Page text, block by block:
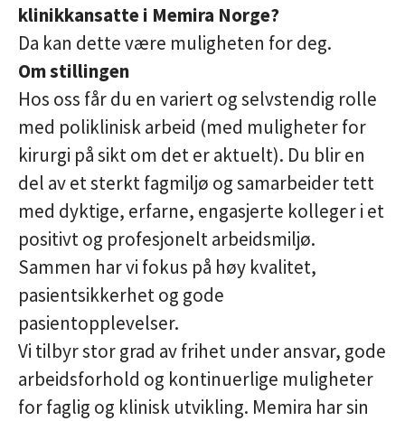
klinikkansatte i Memira Norge?
Da kan dette være muligheten for deg.
Om stillingen
Hos oss får du en variert og selvstendig rolle
med poliklinisk arbeid (med muligheter for
kirurgi på sikt om det er aktuelt). Du blir en
del av et sterkt fagmiljø og samarbeider tett
med dyktige, erfarne, engasjerte kolleger i et
positivt og profesjonelt arbeidsmiljø.
Sammen har vi fokus på høy kvalitet,
pasientsikkerhet og gode
pasientopplevelser.
Vi tilbyr stor grad av frihet under ansvar, gode
arbeidsforhold og kontinuerlige muligheter
for faglig og klinisk utvikling. Memira har sin